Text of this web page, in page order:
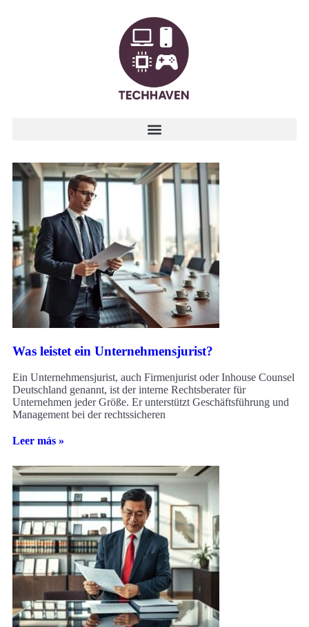
Was leistet ein Unternehmensjurist?
Ein Unternehmensjurist, auch Firmenjurist oder Inhouse Counsel
Deutschland genannt, ist der interne Rechtsberater für
Unternehmen jeder Größe. Er unterstützt Geschäftsführung und
Management bei der rechtssicheren
Leer más »